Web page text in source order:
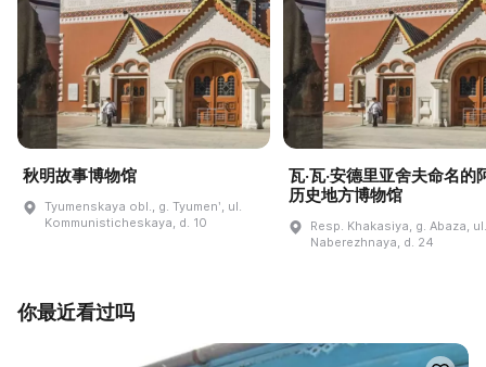
秋明故事博物馆
Tyumenskaya obl., g. Tyumenʹ, ul.
Kommunisticheskaya, d. 10
瓦·瓦·安德里亚舍夫命名的
历史地方博物馆
Resp. Khakasiya, g. Abaza, ul.
Naberezhnaya, d. 24
你最近看过吗